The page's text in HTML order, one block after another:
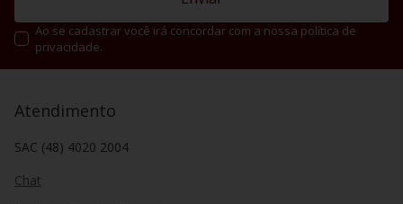
Ao se cadastrar você irá concordar com a nossa política de
privacidade.
Atendimento
SAC (48) 4020 2004
Chat